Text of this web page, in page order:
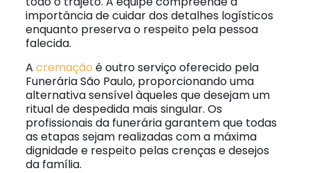
importância de cuidar dos detalhes logísticos
enquanto preserva o respeito pela pessoa
falecida.
A cremação é outro serviço oferecido pela
Funerária São Paulo, proporcionando uma
alternativa sensível àqueles que desejam um
ritual de despedida mais singular. Os
profissionais da funerária garantem que todas
as etapas sejam realizadas com a máxima
dignidade e respeito pelas crenças e desejos
da família.